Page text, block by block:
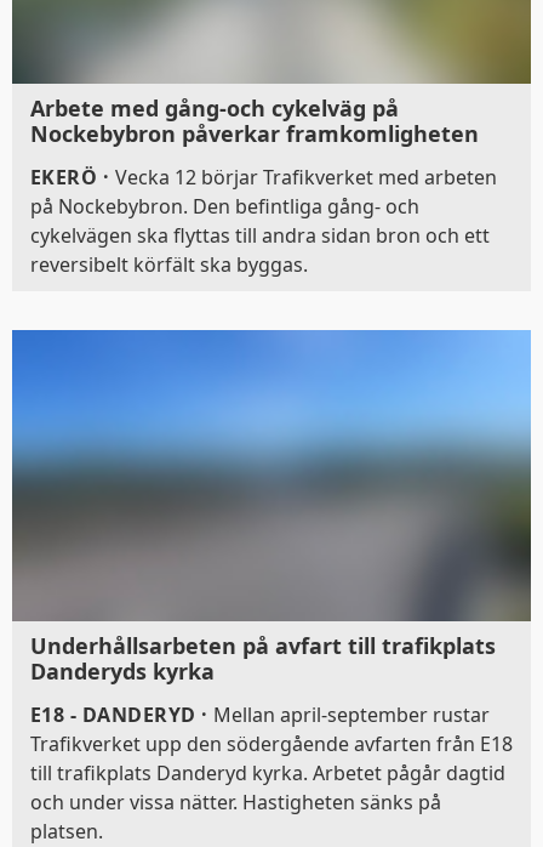
Arbete med gång-och cykelväg på
Nockebybron påverkar framkomligheten
EKERÖ · Vecka 12 börjar Trafikverket med arbeten
på Nockebybron. Den befintliga gång- och
cykelvägen ska flyttas till andra sidan bron och ett
reversibelt körfält ska byggas.
Underhållsarbeten på avfart till trafikplats
Danderyds kyrka
E18 - DANDERYD · Mellan april-september rustar
Trafikverket upp den södergående avfarten från E18
till trafikplats Danderyd kyrka. Arbetet pågår dagtid
och under vissa nätter. Hastigheten sänks på
platsen.